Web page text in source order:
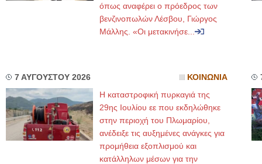
όπως αναφέρει ο πρόεδρος των
βενζινοπωλών Λέσβου, Γιώργος
Μάλλης. «Οι μετακινήσε...
7 ΑΥΓΟΥΣΤΟΥ 2026 ΚΟΙΝΩΝΙΑ
Η καταστροφική πυρκαγιά της
29ης Ιουλίου εε που εκδηλώθηκε
στην περιοχή του Πλωμαρίου,
ανέδειξε τις αυξημένες ανάγκες για
προμήθεια εξοπλισμού και
κατάλληλων μέσων για την